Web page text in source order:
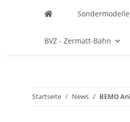
Sondermodelle
BVZ - Zermatt-Bahn
Startseite News BEMO